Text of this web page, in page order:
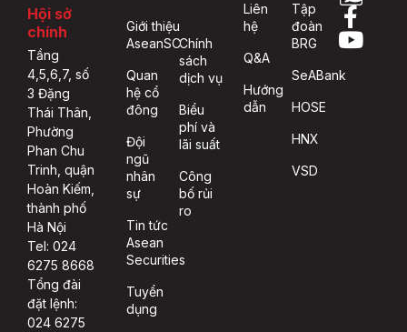
Hội sở
chính
Tầng
4,5,6,7, số
3 Đặng
Thái Thân,
Phường
Phan Chu
Trinh, quận
Hoàn Kiếm,
thành phố
Hà Nội
Tel: 024
6275 8668
Tổng đài
đặt lệnh:
024 6275
Giới thiệu
AseanSC
Quan
hệ cổ
đông
Đội
ngũ
nhân
sự
Tin tức
Asean
Securities
Tuyển
dụng
Chính
sách
dịch vụ
Biểu
phí và
lãi suất
Công
bố rủi
ro
Liên
hệ
Q&A
Hướng
dẫn
Tập
đoàn
BRG
SeABank
HOSE
HNX
VSD